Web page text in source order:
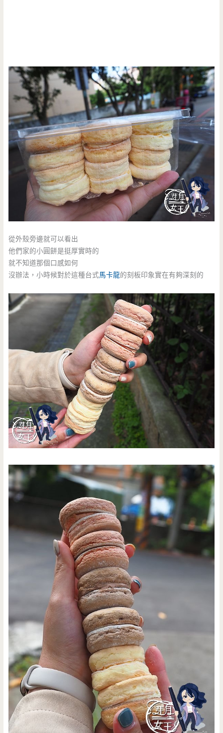
從外殼旁邊就可以看出
他們家的小圓餅是挺厚實時的
就不知道那個口感如何
沒辦法，小時候對於這種台式馬卡龍的刻板印象實在有夠深刻的